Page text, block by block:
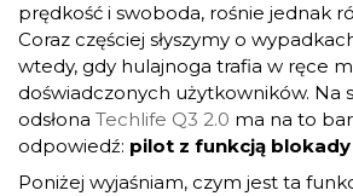
prędkość i swoboda, rośnie jednak
Coraz częściej słyszymy o
wtedy, gdy hulajnoga trafia w ręce
doświadczonych użytkowników. Na
odsłona Techlife Q3 2.0 ma na to
odpowiedź: pilot z funkcją
Poniżej wyjaśniam, czym jest ta